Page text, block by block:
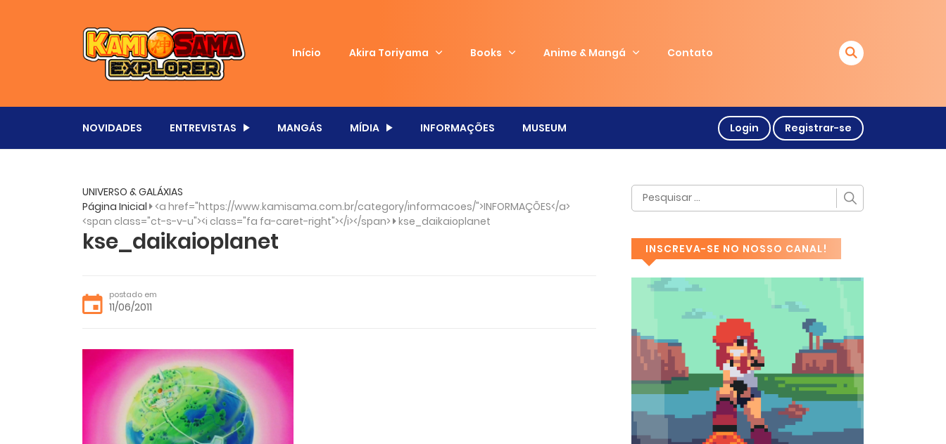
Início Akira Toriyama Books Anime & Mangá Contato
NOVIDADES ENTREVISTAS MANGÁS MÍDIA INFORMAÇÕES MUSEUM Login Registrar-se
UNIVERSO & GALÁXIAS
Página Inicial <a href="https://www.kamisama.com.br/category/informacoes/">INFORMAÇÕES</a>
<span class="ct-s-v-u"><i class="fa fa-caret-right"></i></span> kse_daikaioplanet
kse_daikaioplanet
postado em
11/06/2011
INSCREVA-SE NO NOSSO CANAL!